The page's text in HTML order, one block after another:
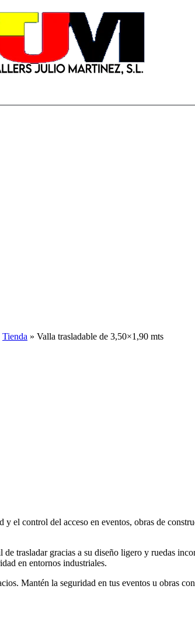
Tienda » Valla trasladable de 3,50×1,90 mts
el control del acceso en eventos, obras de
trasladar gracias a su diseño ligero y ruedas
en entornos industriales.
Mantén la seguridad en tus eventos u obras